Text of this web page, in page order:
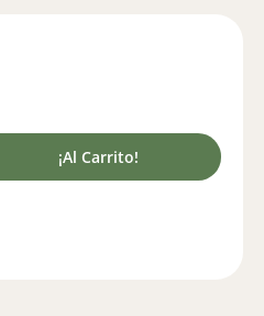
¡Al Carrito!